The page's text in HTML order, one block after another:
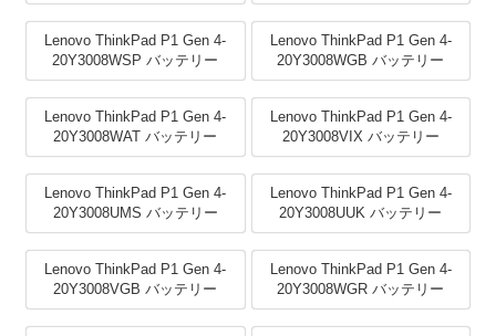
Lenovo ThinkPad P1 Gen 4-
20Y3008WSP バッテリー
Lenovo ThinkPad P1 Gen 4-
20Y3008WGB バッテリー
Lenovo ThinkPad P1 Gen 4-
20Y3008WAT バッテリー
Lenovo ThinkPad P1 Gen 4-
20Y3008VIX バッテリー
Lenovo ThinkPad P1 Gen 4-
20Y3008UMS バッテリー
Lenovo ThinkPad P1 Gen 4-
20Y3008UUK バッテリー
Lenovo ThinkPad P1 Gen 4-
20Y3008VGB バッテリー
Lenovo ThinkPad P1 Gen 4-
20Y3008WGR バッテリー